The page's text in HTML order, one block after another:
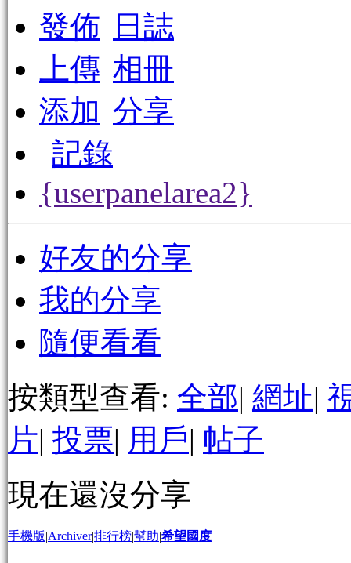
發佈
日誌
上傳 相冊
添加 分享
記錄
{userpanelarea2}
好友的分享
我的分享
隨便看看
按類型查看: 全部| 網址|
片| 投票| 用戶| 帖子
現在還沒分享
手機版|Archiver|排行榜|幫助|希望國度